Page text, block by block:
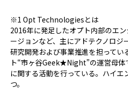
※1 Opt Technologiesとは
2016年に発足したオプト内部のエ
ージョンなど、主にアドテクノロジ
研究開発および事業推進を担ってい
ト“市ヶ谷Geek★Night”の運営母体
に関する活動を行っている。ハイ
つ。